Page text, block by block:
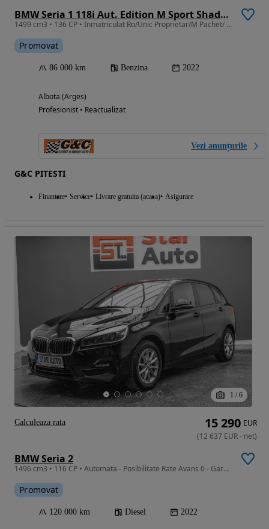
BMW Seria 1 118i Aut. Edition M Sport Shadow
1499 cm3 • 136 CP • Inmatriculat Ro/Unic Proprietar/M Pachet/ Faruri Led/86 000 km
Promovat
86 000 km Benzina 2022
Albota (Arges)
Profesionist • Reactualizat
Vezi anunțurile
G&C PITESTI
Finantare Service Livrare gratuita (acasa) Asigurare
1 / 6
BMW Seria 2
1496 cm3 • 116 CP • Automata - Posibilitate Rate Avans 0 - Garantie 12 Luni - IMPECABILA
Promovat
120 000 km Diesel 2022
15 290 EUR
(12 637 EUR- net)
Calculeaza rata